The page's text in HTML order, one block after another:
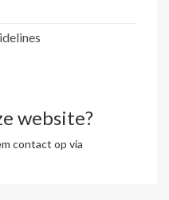
website?
contact op via